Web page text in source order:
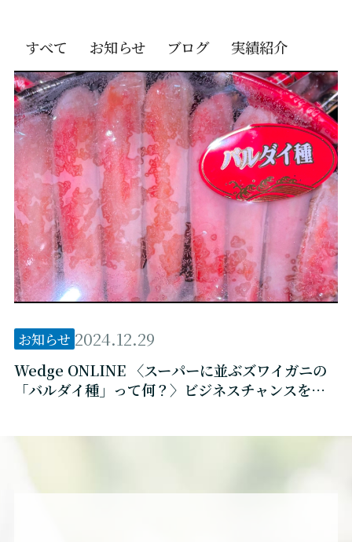
すべて お知らせ ブログ 実績紹介
お知らせ 2024.12.29
Wedge ONLINE 〈スーパーに並ぶズワイガニの
「バルダイ種」って何？〉ビジネスチャンスを失